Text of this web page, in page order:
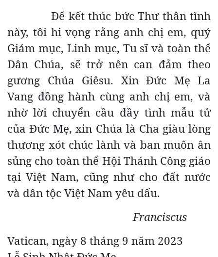
Để kết thúc bức Thư thân tình
này, tôi hi vọng rằng anh chị em, quý
Giám mục, Linh mục, Tu sĩ và toàn thể
Dân Chúa, sẽ trở nên can đảm theo
gương Chúa Giêsu. Xin Đức Mẹ La
Vang đồng hành cùng anh chị em, và
nhờ lời chuyển cầu đầy tình mẫu tử
của Đức Mẹ, xin Chúa là Cha giàu lòng
thương xót chúc lành và ban muôn ân
sủng cho toàn thể Hội Thánh Công giáo
tại Việt Nam, cũng như cho đất nước
và dân tộc Việt Nam yêu dấu.
Franciscus
Vatican, ngày 8 tháng 9 năm 2023